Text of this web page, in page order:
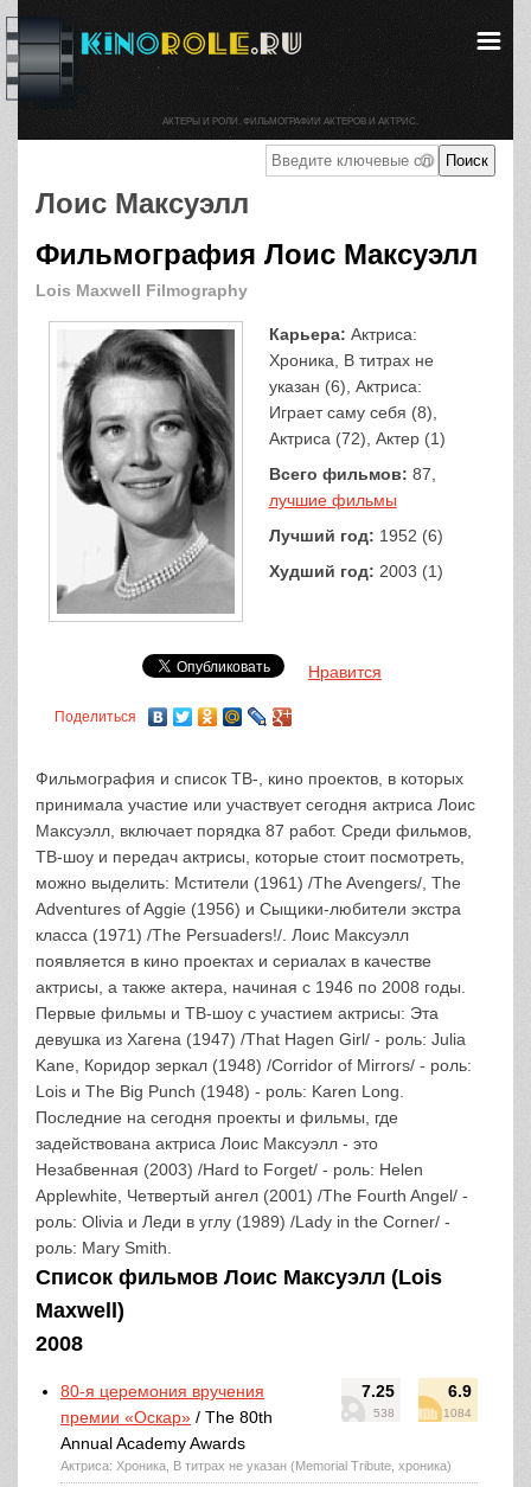
Лоис Максуэлл
Фильмография Лоис Максуэлл
Lois Maxwell Filmography
Карьера: Актриса:
Хроника, В титрах не
указан (6), Актриса:
Играет саму себя (8),
Актриса (72), Актер (1)
Всего фильмов: 87,
лучшие фильмы
Лучший год: 1952 (6)
Худший год: 2003 (1)
Нравится
Поделиться
Фильмография и список ТВ-, кино проектов, в которых
принимала участие или участвует сегодня актриса Лоис
Максуэлл, включает порядка 87 работ. Среди фильмов,
ТВ-шоу и передач актрисы, которые стоит посмотреть,
можно выделить: Мстители (1961) /The Avengers/, The
Adventures of Aggie (1956) и Сыщики-любители экстра
класса (1971) /The Persuaders!/. Лоис Максуэлл
появляется в кино проектах и сериалах в качестве
актрисы, а также актера, начиная с 1946 по 2008 годы.
Первые фильмы и ТВ-шоу с участием актрисы: Эта
девушка из Хагена (1947) /That Hagen Girl/ - роль: Julia
Kane, Коридор зеркал (1948) /Corridor of Mirrors/ - роль:
Lois и The Big Punch (1948) - роль: Karen Long.
Последние на сегодня проекты и фильмы, где
задействована актриса Лоис Максуэлл - это
Незабвенная (2003) /Hard to Forget/ - роль: Helen
Applewhite, Четвертый ангел (2001) /The Fourth Angel/ -
роль: Olivia и Леди в углу (1989) /Lady in the Corner/ -
роль: Mary Smith.
Список фильмов Лоис Максуэлл (Lois
Maxwell)
2008
7.25
538
6.9
1084
80-я церемония вручения
премии «Оскар» / The 80th
Annual Academy Awards
Актриса: Хроника, В титрах не указан (Memorial Tribute, хроника)
АКТЕРЫ И РОЛИ. ФИЛЬМОГРАФИИ АКТЕРОВ И АКТРИС.